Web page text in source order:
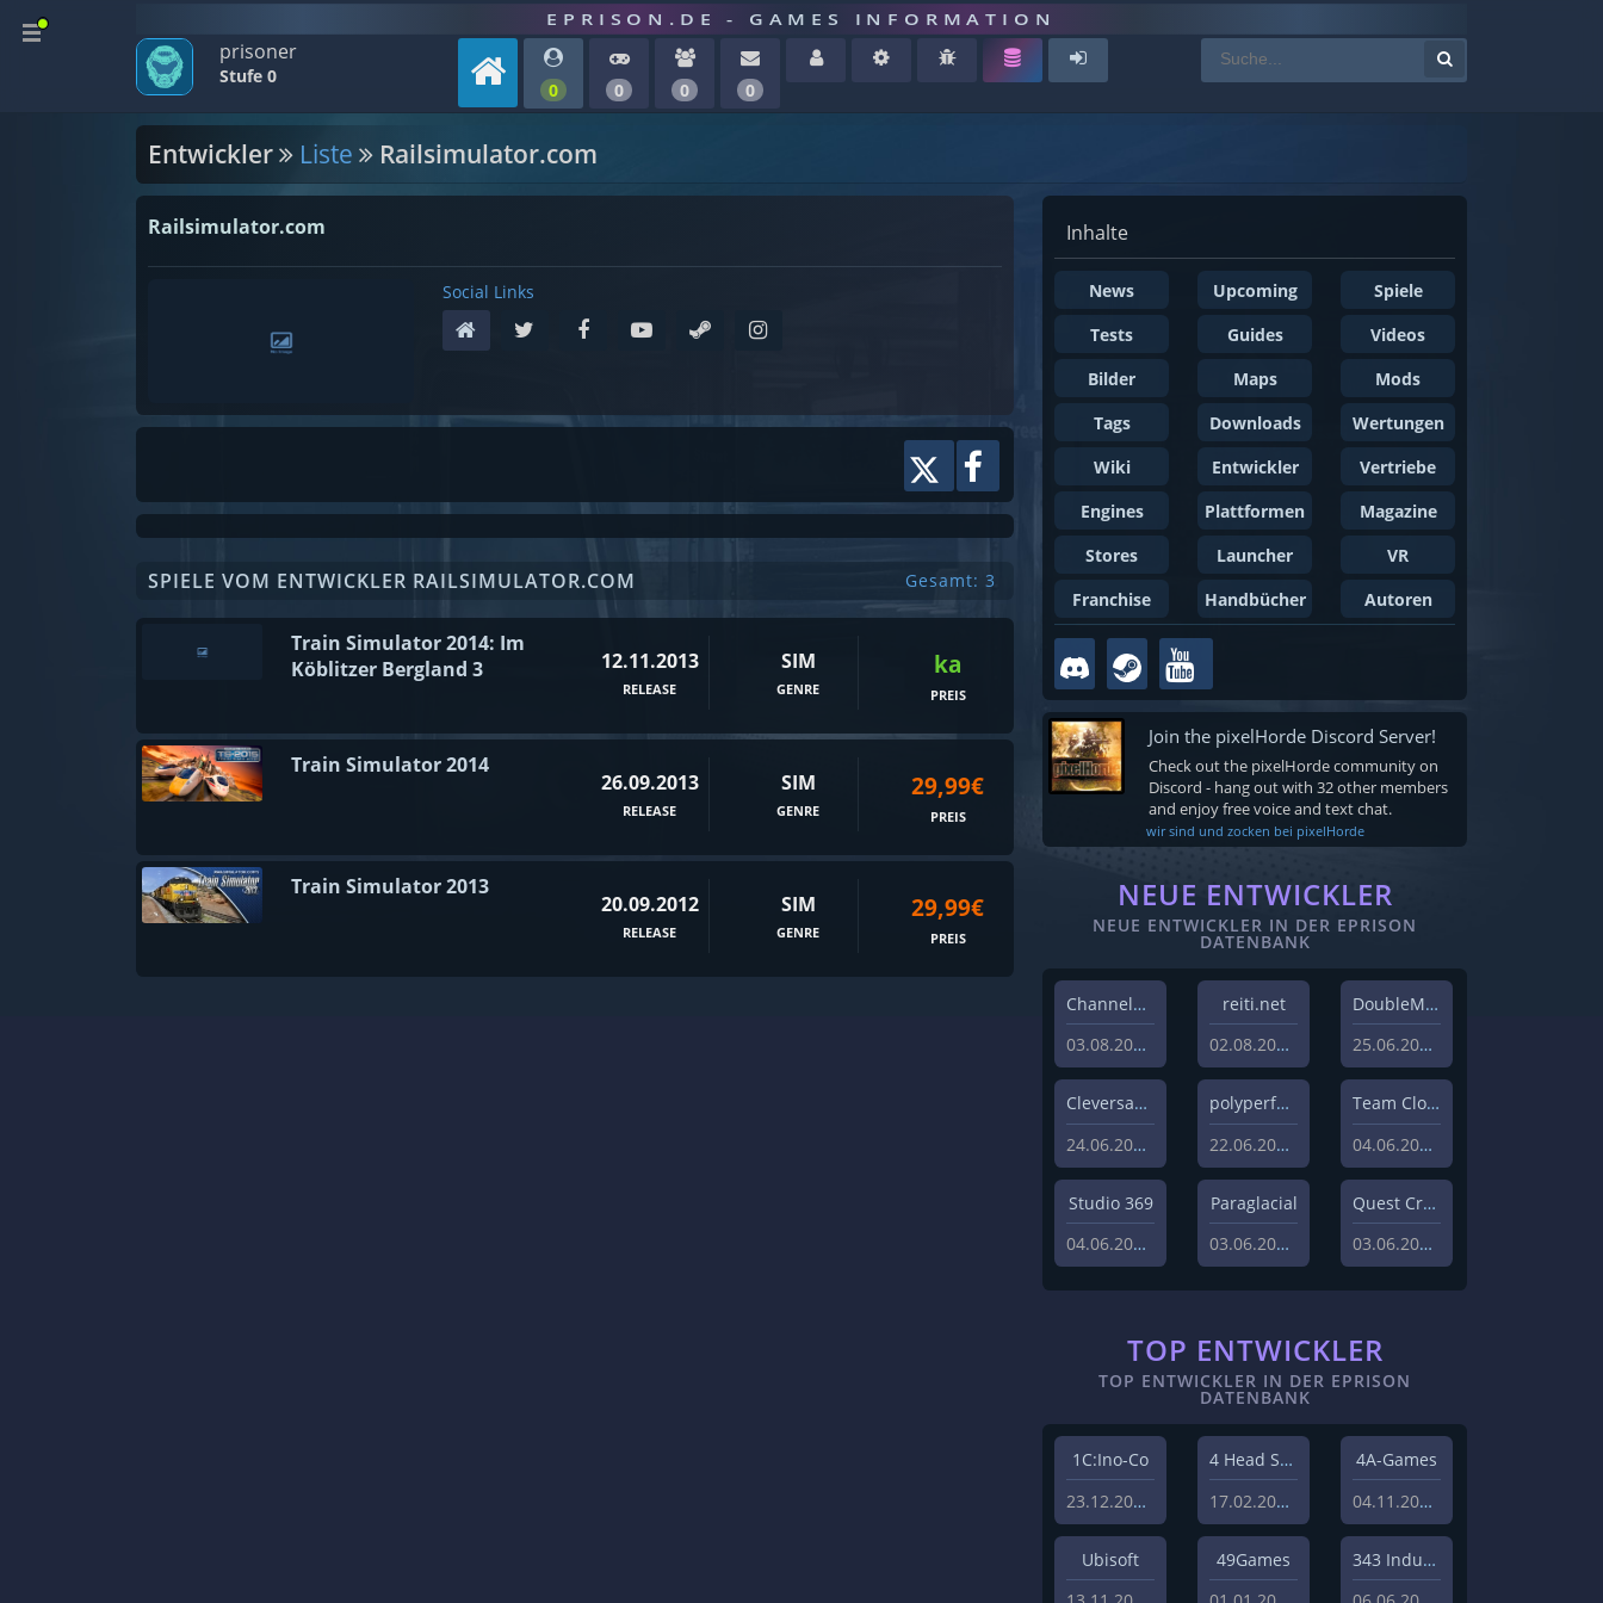
EPRISON.DE - GAMES INFORMATION
prisoner
Stufe 0
0 0 0 0
Entwickler Liste Railsimulator.com
Railsimulator.com
Social Links
SPIELE VOM ENTWICKLER RAILSIMULATOR.COM Gesamt: 3
Train Simulator 2014: Im
Köblitzer Bergland 3
12.11.2013
RELEASE
SIM
GENRE
ka
PREIS
Train Simulator 2014
26.09.2013
RELEASE
SIM
GENRE
29,99€
PREIS
Train Simulator 2013
20.09.2012
RELEASE
SIM
GENRE
29,99€
PREIS
Inhalte
News Upcoming
Spiele
Tests
Guides
Videos
Bilder
Maps
Mods
Tags
Downloads
Wertungen
Wiki
Entwickler
Vertriebe
Engines
Plattformen
Magazine
Stores
Launcher
VR
Franchise
Handbücher Autoren
Join the pixelHorde Discord Server!
Check out the pixelHorde community on
Discord - hang out with 32 other members
and enjoy free voice and text chat.
wir sind und zocken bei pixelHorde
NEUE ENTWICKLER
NEUE ENTWICKLER IN DER EPRISON
DATENBANK
Channel37 Ltd
03.08.2026
reiti.net
02.08.2026
DoubleMoose Games
25.06.2026
Cleversan Games
24.06.2026
polyperfect
22.06.2026
Team Clout inc.
04.06.2026
Studio 369
04.06.2026
Paraglacial
03.06.2026
Quest Craft
03.06.2026
TOP ENTWICKLER
TOP ENTWICKLER IN DER EPRISON
DATENBANK
1C:Ino-Co
23.12.2008
4 Head Studios
17.02.2009
4A-Games
04.11.2008
Ubisoft
49Games
343 Industries